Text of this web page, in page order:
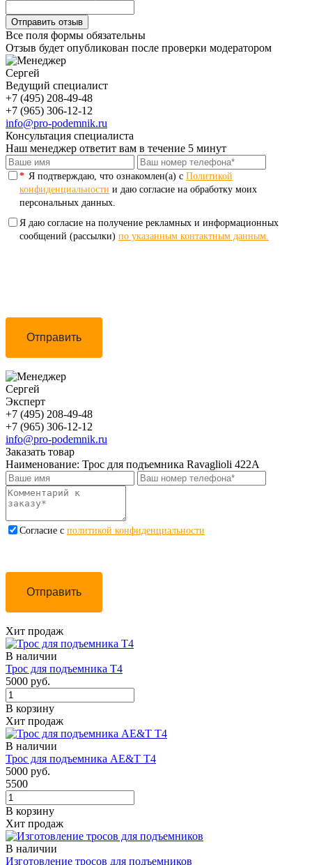
Все поля формы обязательны
Отзыв будет опубликован после проверки модератором
Сергей
Ведущий специалист
+7 (495) 208-49-48
+7 (965) 306-12-12
info@pro-podemnik.ru
Консультация специалиста
Наш менеджер ответит вам в течение 5 минут
* Я подтверждаю, что ознакомлен(а) с Политикой
конфиденциальности и даю согласие на обработку моих
персональных данных.
Я даю согласие на получение рекламных и информационных
сообщений (рассылки) по указанным контактным данным.
Отправить
Сергей
Эксперт
+7 (495) 208-49-48
+7 (965) 306-12-12
info@pro-podemnik.ru
Заказать товар
Наименование: Трос для подъемника Ravaglioli 422A
Cогласие с политикой конфиденциальности
Отправить
Хит продаж
В наличии
Трос для подъемника Т4
5000 руб.
В корзину
Хит продаж
В наличии
Трос для подъемника AE&T Т4
5000 руб.
5500
В корзину
Хит продаж
В наличии
Изготовление тросов для подъемников